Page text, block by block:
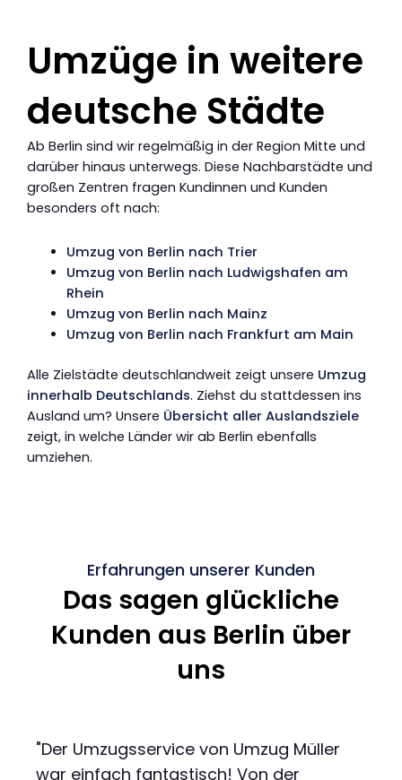
Umzüge in weitere
deutsche Städte
Ab Berlin sind wir regelmäßig in der Region Mitte und
darüber hinaus unterwegs. Diese Nachbarstädte und
großen Zentren fragen Kundinnen und Kunden
besonders oft nach:
Umzug von Berlin nach Trier
Umzug von Berlin nach Ludwigshafen am
Rhein
Umzug von Berlin nach Mainz
Umzug von Berlin nach Frankfurt am Main
Alle Zielstädte deutschlandweit zeigt unsere Umzug
innerhalb Deutschlands. Ziehst du stattdessen ins
Ausland um? Unsere Übersicht aller Auslandsziele
zeigt, in welche Länder wir ab Berlin ebenfalls
umziehen.
Erfahrungen unserer Kunden
Das sagen glückliche
Kunden aus Berlin über
uns
"Der Umzugsservice von Umzug Müller
war einfach fantastisch! Von der